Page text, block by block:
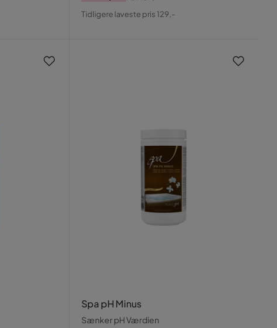
Pris
Original
Tidligere laveste pris 129,-
Spa pH Minus
Sænker pH Værdien